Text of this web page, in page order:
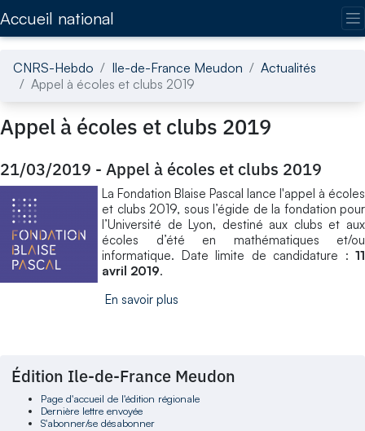
Accueil national
CNRS-Hebdo Ile-de-France Meudon
Actualités
Appel à écoles et clubs 2019
Appel à écoles et clubs 2019
21/03/2019 - Appel à écoles et clubs 2019
La Fondation Blaise Pascal lance l'appel à écoles
et clubs 2019, sous l’égide de la fondation pour
l’Université de Lyon, destiné aux clubs et aux
écoles d’été en mathématiques et/ou
informatique. Date limite de candidature : 11
avril 2019.
En savoir plus
Édition Ile-de-France Meudon
Page d'accueil de l'édition régionale
Dernière lettre envoyée
S'abonner/se désabonner